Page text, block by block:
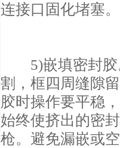
连接口固化堵塞。
5)嵌填密封胶
割，框四周缝隙
胶时操作要平稳
始终使挤出的密
枪。避免漏嵌或